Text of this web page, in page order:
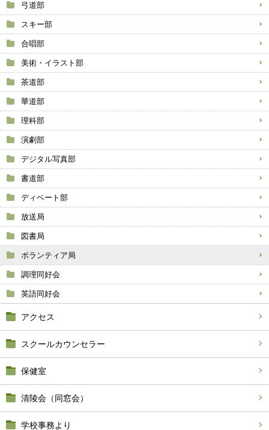
弓道部
スキー部
合唱部
美術・イラスト部
茶道部
華道部
理科部
演劇部
デジタル写真部
書道部
ディベート部
放送局
図書局
ボランティア局
調理同好会
英語同好会
アクセス
スクールカウンセラー
保健室
清陵会（同窓会）
学校事務より